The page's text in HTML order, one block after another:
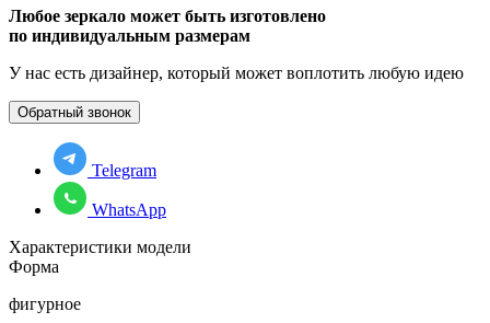
Любое зеркало может быть изготовлено
по индивидуальным размерам
У нас есть дизайнер, который может воплотить любую идею
Обратный звонок
Telegram
WhatsApp
Характеристики модели
Форма
фигурное